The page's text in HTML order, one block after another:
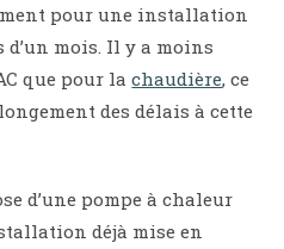
pour une installation
mois. Il y a moins
que pour lachaudière, ce
des délais à cette
d’une pompe à chaleur
déjà mise en